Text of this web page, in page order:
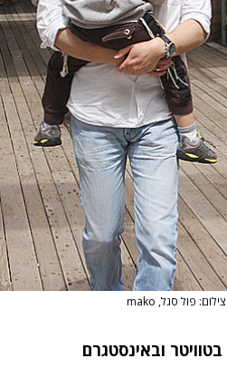
צילום: פול סגל, mako
בטוויטר ובאינסטגרם